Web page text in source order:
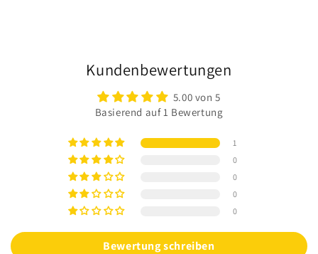
Kundenbewertungen
5.00 von 5
Basierend auf 1 Bewertung
1
0
0
0
0
Bewertung schreiben